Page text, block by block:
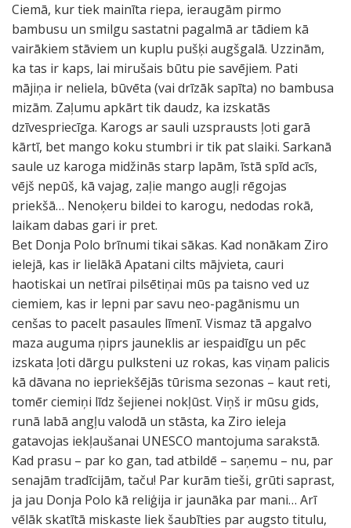
Ciemā, kur tiek mainīta riepa, ieraugām pirmo
bambusu un smilgu sastatni pagalmā ar tādiem kā
vairākiem stāviem un kuplu pušķi augšgalā. Uzzinām,
ka tas ir kaps, lai mirušais būtu pie savējiem. Pati
mājiņa ir neliela, būvēta (vai drīzāk sapīta) no bambusa
mizām. Zaļumu apkārt tik daudz, ka izskatās
dzīvespriecīga. Karogs ar sauli uzsprausts ļoti garā
kārtī, bet mango koku stumbri ir tik pat slaiki. Sarkanā
saule uz karoga midžinās starp lapām, īstā spīd acīs,
vējš nepūš, kā vajag, zaļie mango augļi rēgojas
priekšā… Nenoķeru bildei to karogu, nedodas rokā,
laikam dabas gari ir pret.
Bet Donja Polo brīnumi tikai sākas. Kad nonākam Ziro
ielejā, kas ir lielākā Apatani cilts mājvieta, cauri
haotiskai un netīrai pilsētiņai mūs pa taisno ved uz
ciemiem, kas ir lepni par savu neo-pagānismu un
cenšas to pacelt pasaules līmenī. Vismaz tā apgalvo
maza auguma ņiprs jauneklis ar iespaidīgu un pēc
izskata ļoti dārgu pulksteni uz rokas, kas viņam palicis
kā dāvana no iepriekšējās tūrisma sezonas – kaut reti,
tomēr ciemiņi līdz šejienei nokļūst. Viņš ir mūsu gids,
runā labā angļu valodā un stāsta, ka Ziro ieleja
gatavojas iekļaušanai UNESCO mantojuma sarakstā.
Kad prasu – par ko gan, tad atbildē – saņemu – nu, par
senajām tradīcijām, taču! Par kurām tieši, grūti saprast,
ja jau Donja Polo kā reliģija ir jaunāka par mani… Arī
vēlāk skatītā miskaste liek šaubīties par augsto titulu,